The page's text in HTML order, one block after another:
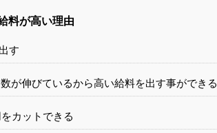
料が高い理由
す
が伸びているから高い給料を出す事ができる
カットできる